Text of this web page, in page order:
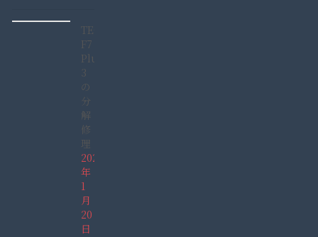
TECLAST
F7
Plus
3
の
分
解
修
理
2022
年
1
月
20
日